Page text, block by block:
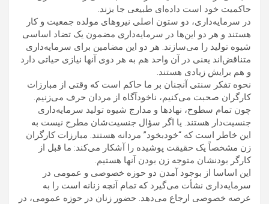
حاکمیت خود است داده‌ای طبیعی جا بزند.
در سرمایه‌داری، دو ستون اصلی نیروهای مولده جمعیت و کار
هستند و هر دو این‌ها در سرمایه‌داری مضمون یک تضاد اساسی
شیوه تولید را می‌سازند. هر دو این مضامین برای سرمایه‌داری
متناقض‌اند یعنی در آن واحد هم به هر دوی آنها نیازی حیاتی دارد
و هم برایش زیادی هستند.
نحوه تفکر سنتی آنچنان بر ما حاکم است که وقتی از مبارزات
کارگران صحبت می‌کنیم، ناخودآگاه از مردان حرف می‌زنیم.
چون تمام سطوح، نهادها و مدارج شیوه تولید سرمایه‌داری
جنسیت‌دار هستند. یا اگر سؤال جنسیت‌شان مطرح نیست به
این خاطر است که “خودبخود” مردانه هستند. مبارزات کارگران
زن مشخصاً یک حقیقت پوشیده را آشکار می‌کند: ما قبل از
کارگر بودنشان متوجه زن بودن آنها هستیم.
این اساسا از بوجود آمدن دو حوزه خصوصی و عمومی در
سرمایه‌داری نشأت می‌گیرد که تمام آنچه زنانه است را به
عرصه خصوصی ارجاع می‌دهد. حضور زنان در حوزه عمومی، در